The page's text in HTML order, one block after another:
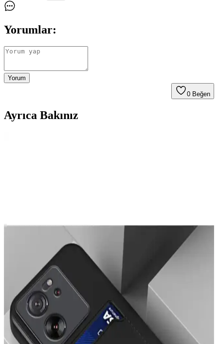
Yorumlar:
Yorum
0 Beğen
Ayrıca Bakınız
İşte iPhone 14 Pro Max için tasarlanmış KVK PRİVACY ve OSG
kılıflarının detaylı karşılaştırması, özellikleri ve kullanıcı
yorumlarıyla en iyi seçimi yapmanıza yardımcı oluyor.
OVADA Kılıf Modelleri Karşılaştırması: Pembe
Leopar ve Hologramlı Kurdele Desenli
İki popüler OVADA kılıf modeli olan pembe leopar desenli ve
hologramlı kurdele desenli kılıfların özellikleri, kullanıcı yorumları
ve karşılaştırması burada.